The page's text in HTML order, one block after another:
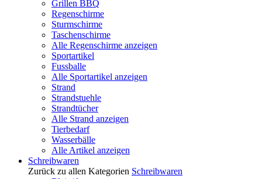
Grillen BBQ
Regenschirme
Sturmschirme
Taschenschirme
Alle Regenschirme anzeigen
Sportartikel
Fussballe
Alle Sportartikel anzeigen
Strand
Strandstuehle
Strandtücher
Alle Strand anzeigen
Tierbedarf
Wasserbälle
Alle Artikel anzeigen
Schreibwaren
Zurück zu allen Kategorien Schreibwaren